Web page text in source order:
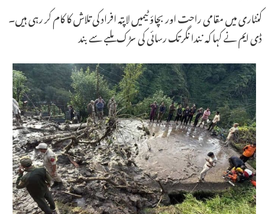
کنٹاری میں مقامی راحت اور بچاؤ ٹیمیں لاپتہ افراد کی تلاش کا کام کر رہی ہیں۔
ڈی ایم نے کہا کہ نندا نگر تک رسائی کی سڑک ملبے سے بند